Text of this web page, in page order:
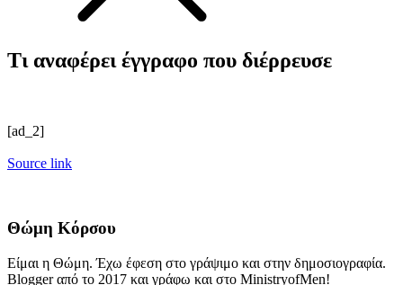
Τι αναφέρει έγγραφο που διέρρευσε
[ad_2]
Source link
Θώμη Κόρσου
Είμαι η Θώμη. Έχω έφεση στο γράψιμο και στην δημοσιογραφία.
Blogger από το 2017 και γράφω και στο MinistryofMen!